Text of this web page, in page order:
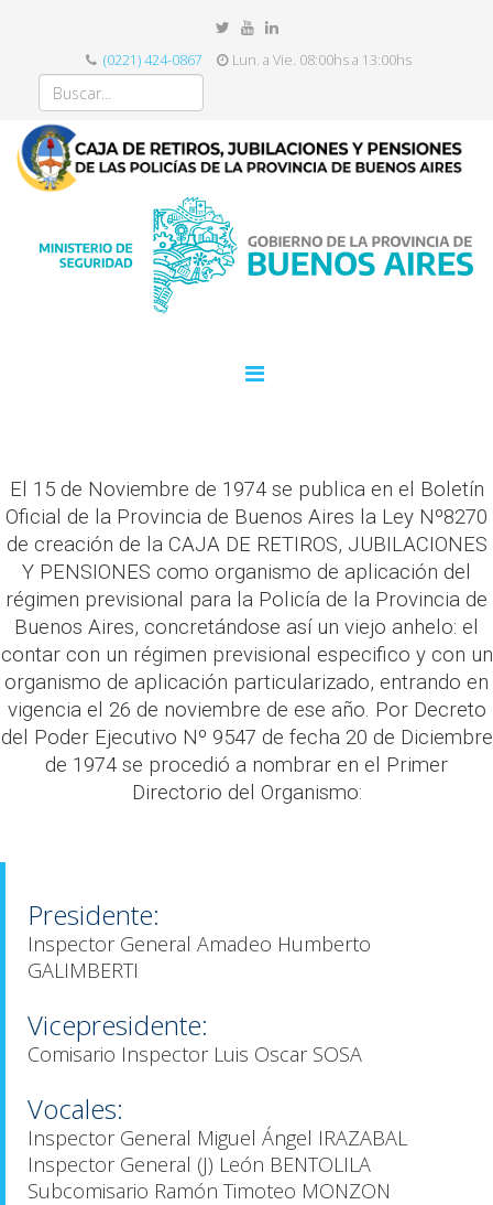
(0221) 424-0867 Lun. a Vie. 08:00hs a 13:00hs
El 15 de Noviembre de 1974 se publica en el Boletín
Oficial de la Provincia de Buenos Aires la Ley Nº8270
de creación de la CAJA DE RETIROS, JUBILACIONES
Y PENSIONES como organismo de aplicación del
régimen previsional para la Policía de la Provincia de
Buenos Aires, concretándose así un viejo anhelo: el
contar con un régimen previsional especifico y con un
organismo de aplicación particularizado, entrando en
vigencia el 26 de noviembre de ese año. Por Decreto
del Poder Ejecutivo Nº 9547 de fecha 20 de Diciembre
de 1974 se procedió a nombrar en el Primer
Directorio del Organismo:
Presidente:
Inspector General Amadeo Humberto
GALIMBERTI
Vicepresidente:
Comisario Inspector Luis Oscar SOSA
Vocales:
Inspector General Miguel Ángel IRAZABAL
Inspector General (J) León BENTOLILA
Subcomisario Ramón Timoteo MONZON